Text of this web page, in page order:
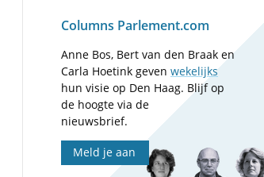
Columns Parlement.com
Anne Bos, Bert van den Braak en
Carla Hoetink gevenwekelijks
hun visie op Den Haag. Blijf op
de hoogte via de
nieuwsbrief.
Meld je aan